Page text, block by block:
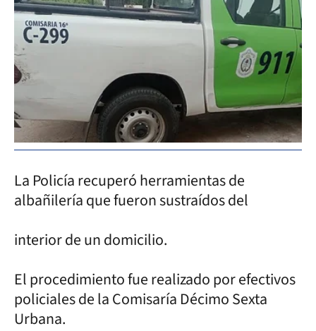
La Policía recuperó herramientas de
albañilería que fueron sustraídos del
interior de un domicilio.
El procedimiento fue realizado por efectivos
policiales de la Comisaría Décimo Sexta
Urbana.